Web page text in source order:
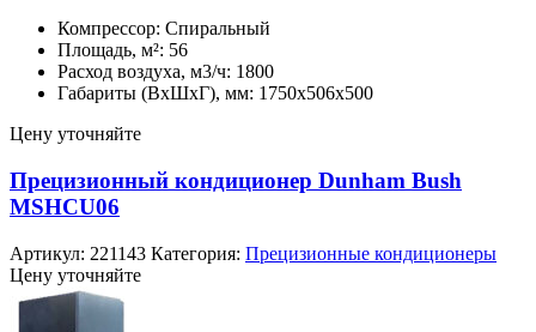
Компрессор: Спиральный
Площадь, м²: 56
Расход воздуха, м3/ч: 1800
Габариты (ВхШхГ), мм: 1750х506х500
Цену уточняйте
Прецизионный кондиционер Dunham Bush
MSHCU06
Артикул: 221143 Категория: Прецизионные кондиционеры
Цену уточняйте